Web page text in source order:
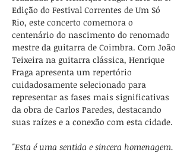
Edição do Festival Correntes de Um Só
Rio, este concerto comemora o
centenário do nascimento do renomado
mestre da guitarra de Coimbra. Com João
Teixeira na guitarra clássica, Henrique
Fraga apresenta um repertório
cuidadosamente selecionado para
representar as fases mais significativas
da obra de Carlos Paredes, destacando
suas raízes e a conexão com esta cidade.
"Esta é uma sentida e sincera homenagem.